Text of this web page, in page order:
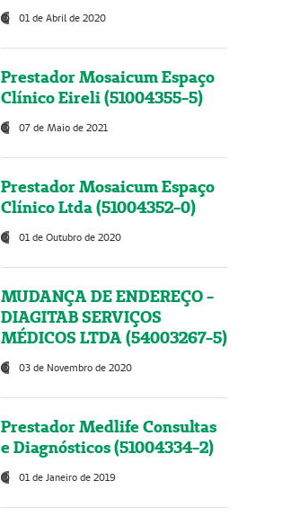
01 de Abril de 2020
Prestador Mosaicum Espaço
Clínico Eireli (51004355-5)
07 de Maio de 2021
Prestador Mosaicum Espaço
Clínico Ltda (51004352-0)
01 de Outubro de 2020
MUDANÇA DE ENDEREÇO -
DIAGITAB SERVIÇOS
MÉDICOS LTDA (54003267-5)
03 de Novembro de 2020
Prestador Medlife Consultas
e Diagnósticos (51004334-2)
01 de Janeiro de 2019